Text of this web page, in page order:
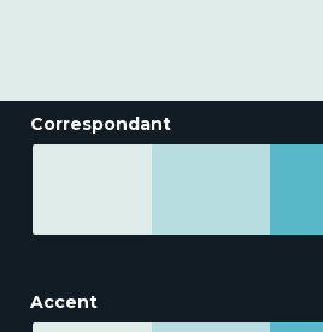
Correspondant
Accent